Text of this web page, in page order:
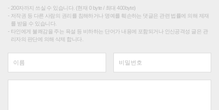
200자까지 쓰실 수 있습니다. (현재 0 byte / 최대 400byte)
저작권 등 다른 사람의 권리를 침해하거나 명예를 훼손하는 댓글은 관련 법률에 의해 제재
를 받을 수 있습니다.
타인에게 불쾌감을 주는 욕설 등 비하하는 단어가 내용에 포함되거나 인신공격성 글은 관
리자의 판단에 의해 삭제 합니다.